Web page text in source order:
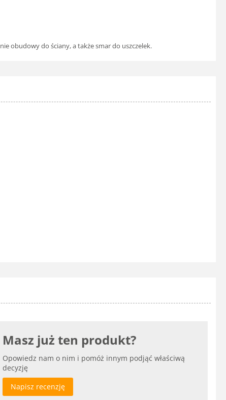
obudowy do ściany, a także smar do uszczelek.
Masz już ten produkt?
Opowiedz nam o nim i pomóż innym podjąć właściwą
decyzję
Napisz recenzję